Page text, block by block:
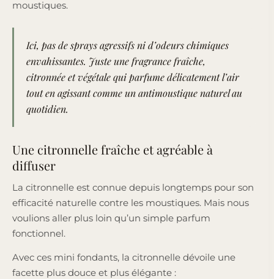
moustiques.
Ici, pas de sprays agressifs ni d’odeurs chimiques
envahissantes. Juste une fragrance fraîche,
citronnée et végétale qui parfume délicatement l’air
tout en agissant comme un antimoustique naturel au
quotidien.
Une citronnelle fraîche et agréable à
diffuser
La citronnelle est connue depuis longtemps pour son
efficacité naturelle contre les moustiques. Mais nous
voulions aller plus loin qu’un simple parfum
fonctionnel.
Avec ces mini fondants, la citronnelle dévoile une
facette plus douce et plus élégante :